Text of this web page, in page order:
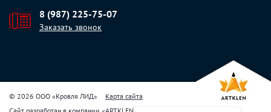
8 (987) 225-75-07
Заказать звонок
© 2026 ООО «Кровля ЛИД»
Карта сайта